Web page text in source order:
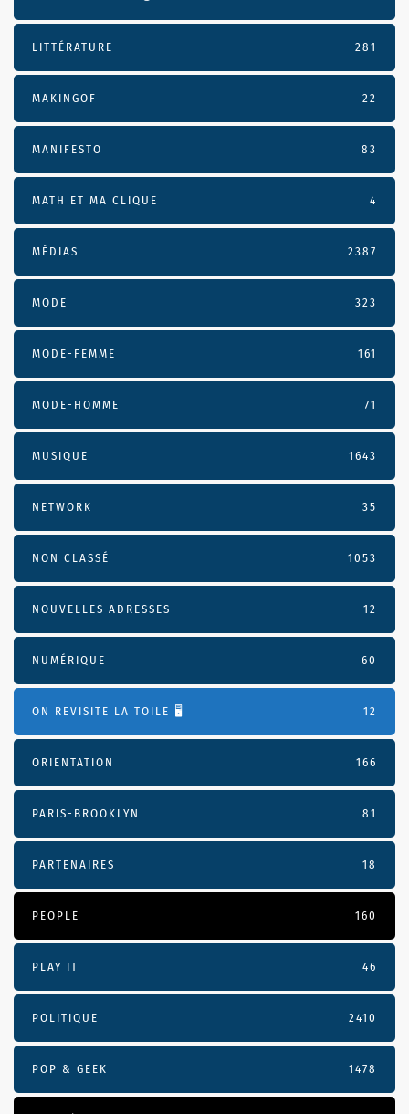
LITTÉRATURE 281
MAKINGOF 22
MANIFESTO 83
MATH ET MA CLIQUE 4
MÉDIAS 2387
MODE 323
MODE-FEMME 161
MODE-HOMME 71
MUSIQUE 1643
NETWORK 35
NON CLASSÉ 1053
NOUVELLES ADRESSES 12
NUMÉRIQUE 60
ON REVISITE LA TOILE 🖥️ 12
ORIENTATION 166
PARIS-BROOKLYN 81
PARTENAIRES 18
PEOPLE 160
PLAY IT 46
POLITIQUE 2410
POP & GEEK 1478